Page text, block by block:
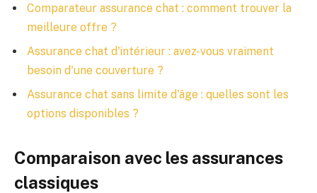
Comparateur assurance chat : comment trouver la
meilleure offre ?
Assurance chat d'intérieur : avez-vous vraiment
besoin d'une couverture ?
Assurance chat sans limite d'âge : quelles sont les
options disponibles ?
Comparaison avec les assurances
classiques